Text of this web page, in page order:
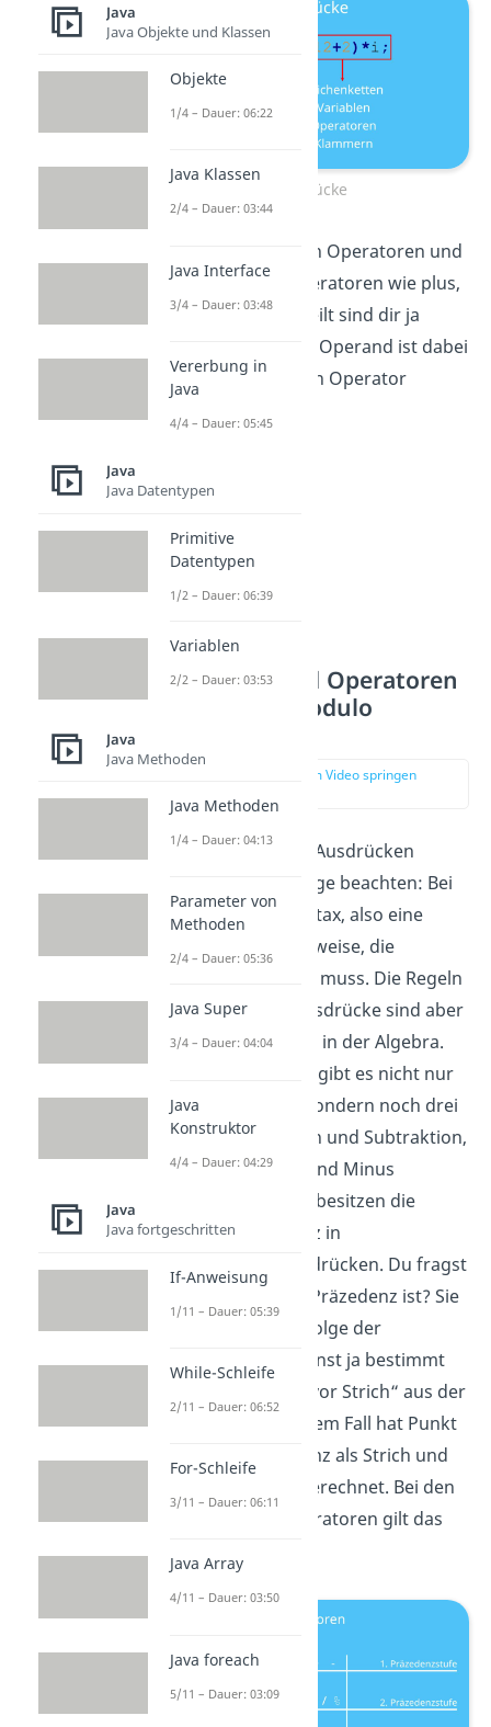
Ausdrücke
Ausdrücke enthalten Operatoren und
Operanden. Die Operatoren wie plus,
minus, mal und geteilt sind dir ja
bereits bekannt. Ein Operand ist dabei
der Wert, auf den ein Operator
Ausdrücke und Operatoren
bilden: Java Modulo
zur Stelle im Video springen
Bei der Bildung von Ausdrücken
musst du einige Dinge beachten: Bei
Java gibt es eine Syntax, also eine
korrekte Ausdrucksweise, die
eingehalten werden muss. Die Regeln
für korrekte Java Ausdrücke sind aber
fast die gleichen wie in der Algebra.
Bei den Operatoren gibt es nicht nur
die vier einfachen, sondern noch drei
weitere. Die Addition und Subtraktion,
die mit einem Plus und Minus
dargestellt werden, besitzen die
geringste Präzedenz in
arithmetischen Ausdrücken. Du fragst
dich jetzt, was eine Präzedenz ist? Sie
bestimmt die Rangfolge der
Operatoren. Du kennst ja bestimmt
den Spruch „Punkt vor Strich“ aus der
Mathematik. In diesem Fall hat Punkt
die höhere Präzedenz als Strich und
wird somit zuerst berechnet. Bei den
arithmetischen Operatoren gilt das
Java
Java Objekte und Klassen
Objekte
1/4 – Dauer: 06:22
Java Klassen
2/4 – Dauer: 03:44
Java Interface
3/4 – Dauer: 03:48
Vererbung in
Java
4/4 – Dauer: 05:45
Java
Java Datentypen
Primitive
Datentypen
1/2 – Dauer: 06:39
Variablen
2/2 – Dauer: 03:53
Java
Java Methoden
Java Methoden
1/4 – Dauer: 04:13
Parameter von
Methoden
2/4 – Dauer: 05:36
Java Super
3/4 – Dauer: 04:04
Java
Konstruktor
4/4 – Dauer: 04:29
Java
Java fortgeschritten
If-Anweisung
1/11 – Dauer: 05:39
While-Schleife
2/11 – Dauer: 06:52
For-Schleife
3/11 – Dauer: 06:11
Java Array
4/11 – Dauer: 03:50
Java foreach
5/11 – Dauer: 03:09